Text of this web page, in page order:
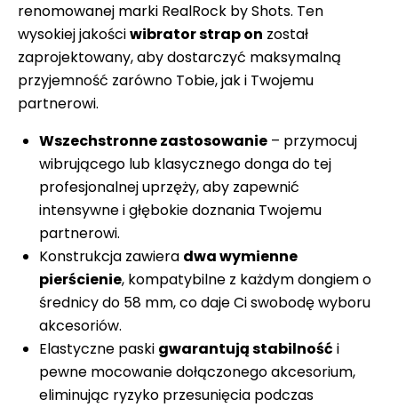
renomowanej marki RealRock by Shots. Ten
wysokiej jakościwibrator strap on został
zaprojektowany, aby dostarczyć maksymalną
przyjemność zarówno Tobie, jak i Twojemu
partnerowi.
Wszechstronne zastosowanie – przymocuj
wibrującego lub klasycznego donga do tej
profesjonalnej uprzęży, aby zapewnić
intensywne i głębokie doznania Twojemu
partnerowi.
Konstrukcja zawiera dwa wymienne
pierścienie, kompatybilne z każdym dongiem o
średnicy do 58 mm, co daje Ci swobodę wyboru
akcesoriów.
Elastyczne paski gwarantują stabilność i
pewne mocowanie dołączonego akcesorium,
eliminując ryzyko przesunięcia podczas